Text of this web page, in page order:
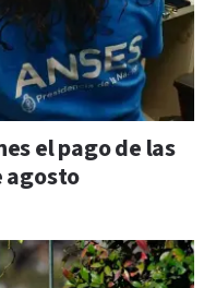
el pago de las
agosto